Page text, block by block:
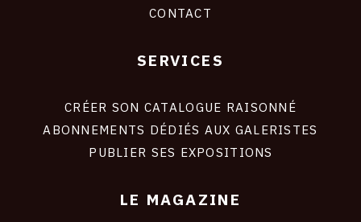
CONTACT
SERVICES
CRÉER SON CATALOGUE RAISONNÉ
ABONNEMENTS DÉDIÉS AUX GALERISTES
PUBLIER SES EXPOSITIONS
LE MAGAZINE